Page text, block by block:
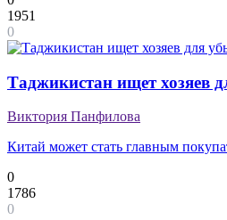
1951
0
Таджикистан ищет хозяев
Виктория Панфилова
Китай может стать главным
0
1786
0